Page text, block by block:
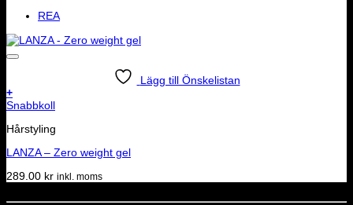
REA
Lägg till Önskelistan
+
Snabbkoll
Hårstyling
LANZA – Zero weight gel
289.00 kr inkl. moms